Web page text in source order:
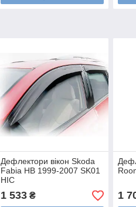
Дефлектори вікон Skoda
Fabia HB 1999-2007 SK01
HIC
1 533₴ 1